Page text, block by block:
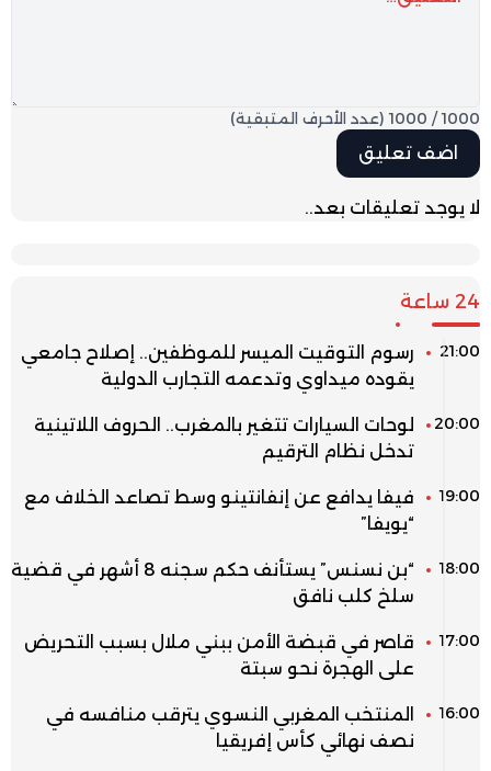
1000
/
1000 (عدد الأحرف المتبقية)
لا يوجد تعليقات بعد..
24 ساعة
21:00
رسوم التوقيت الميسر للموظفين.. إصلاح جامعي
يقوده ميداوي وتدعمه التجارب الدولية
20:00
لوحات السيارات تتغير بالمغرب.. الحروف اللاتينية
تدخل نظام الترقيم
19:00
فيفا يدافع عن إنفانتينو وسط تصاعد الخلاف مع
“يويفا”
18:00
“بن نسنس” يستأنف حكم سجنه 8 أشهر في قضية
سلخ كلب نافق
17:00
قاصر في قبضة الأمن ببني ملال بسبب التحريض
على الهجرة نحو سبتة
16:00
المنتخب المغربي النسوي يترقب منافسه في
نصف نهائي كأس إفريقيا